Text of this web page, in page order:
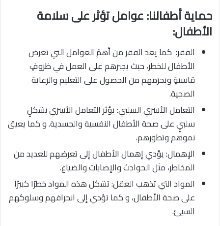
حماية أطفالنا: عوامل تؤثر على سلامة
الأطفال:
الفقر: كما يعد الفقر من أهمّ العوامل التي تعرض
الأطفال للخطر، حيث يجبرهم على العمل في ظروفٍ
قاسيةٍ ويحرمهم من الحصول على التعليم والرعاية
الصحية.
التعامل الأسري السلبي: يؤثر التعامل الأسري بشكلٍ
سلبيٍ على صحة الأطفال النفسية والجسدية. و كما يعيق
نموهم وتطورهم.
الإهمال: يؤدي إهمال الأطفال إلى تعرضهم للعديد من
المخاطر، مثل الحوادث والإصابات والضياع.
المواد التي تذهب العقل: تشكل هذه المواد خطرًا كبيرًا
على صحة الأطفال، و كما تؤدي إلى انحرافهم وسلوكهم
السيئ.